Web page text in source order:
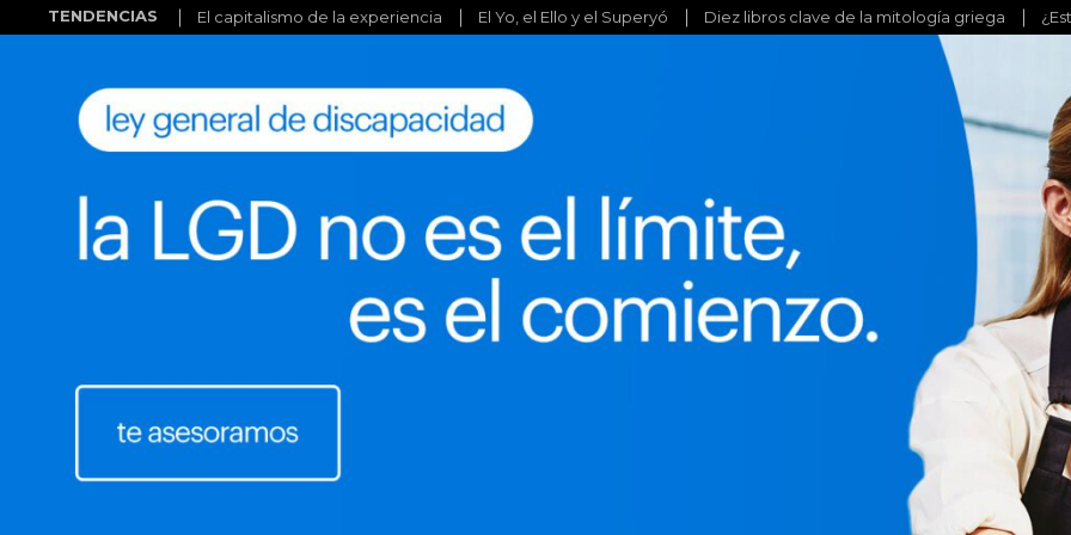
TENDENCIAS El capitalismo de la experiencia El Yo, el Ello y el Superyó Diez libros clave de la mitología griega